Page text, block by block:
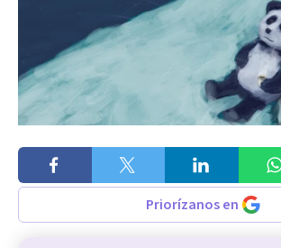
Priorízanos en